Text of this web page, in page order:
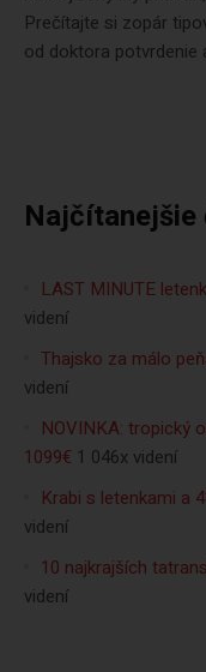
Prečítajte si zopár
od doktora potvrdenie
Najčítanejšie
LAST MINUTE
videní
Thajsko za málo
videní
NOVINKA: tropický
1099€ 1 046x videní
Krabi s letenkami a
videní
10 najkrajších
videní